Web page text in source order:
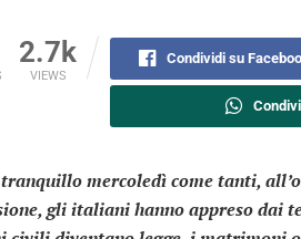
2.7k
VIEWS
Condividi su
mercoledì come tanti,
gli italiani hanno appreso dai